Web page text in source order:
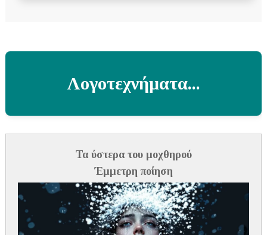
Λογοτεχνήματα...
Τα ύστερα του μοχθηρού
Έμμετρη ποίηση